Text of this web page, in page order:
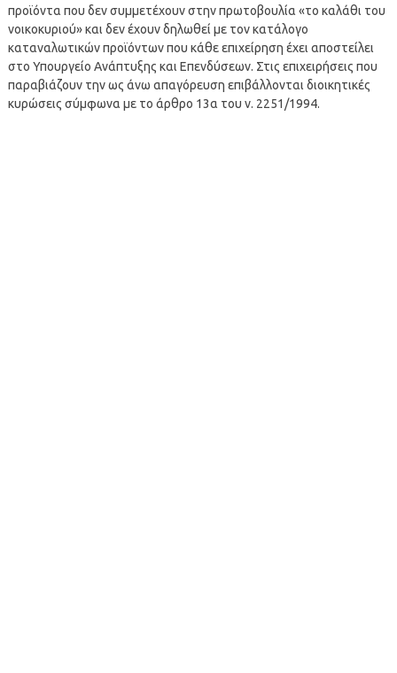
προϊόντα που δεν συμμετέχουν στην πρωτοβουλία «το καλάθι του
νοικοκυριού» και δεν έχουν δηλωθεί με τον κατάλογο
καταναλωτικών προϊόντων που κάθε επιχείρηση έχει αποστείλει
στο Υπουργείο Ανάπτυξης και Επενδύσεων. Στις επιχειρήσεις που
παραβιάζουν την ως άνω απαγόρευση επιβάλλονται διοικητικές
κυρώσεις σύμφωνα με το άρθρο 13α του ν. 2251/1994.